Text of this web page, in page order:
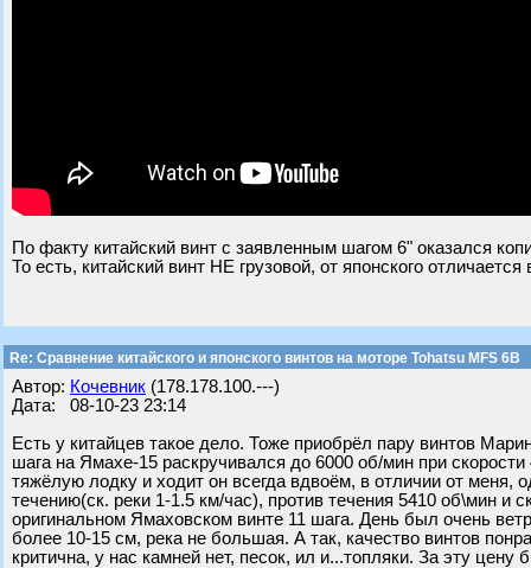
По факту китайский винт с заявленным шагом 6" оказался
То есть, китайский винт НЕ грузовой, от японского
Re: Сравнение китайского и японского винтов на моторе Tohatsu MFS 6B
Автор: Кочевник (178.178.100.---)
Дата: 08-10-23 23:14
Есть у китайцев такое дело. Тоже приобрёл пару винтов
шага на Ямахе-15 раскручивался до 6000 об/мин при
тяжёлую лодку и ходит он всегда вдвоём, в отличии от меня,
течению(ск. реки 1-1.5 км/час), против течения 5410 об\мин и
оригинальном Ямаховском винте 11 шага. День был очень
более 10-15 см, река не большая. А так, качество винтов
критична, у нас камней нет, песок, ил и...топляки. За эту цену